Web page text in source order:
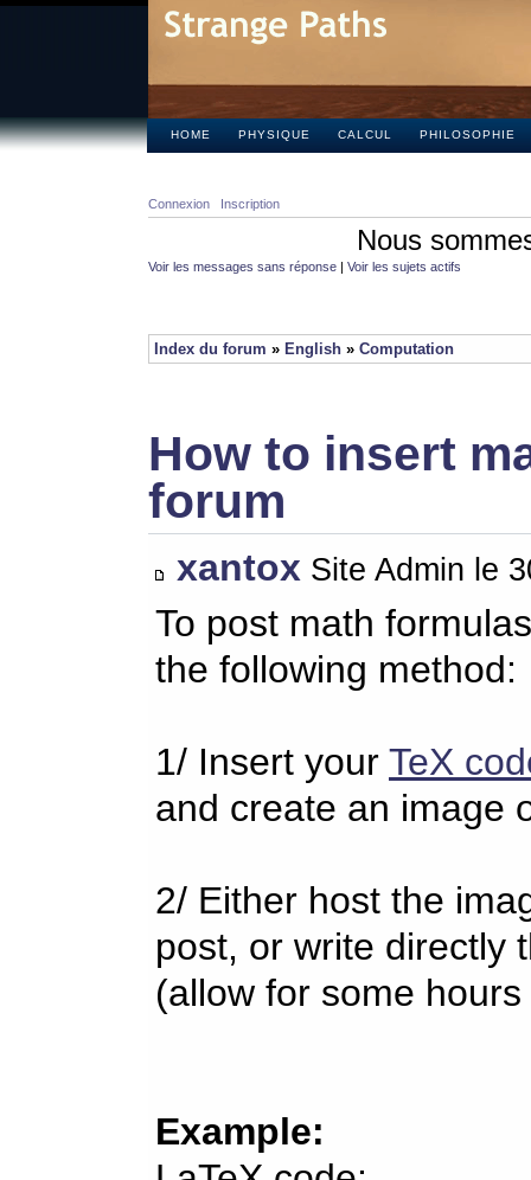
HOME PHYSIQUE CALCUL PHILOSOPHIE
Connexion Inscription
Nous
Voir les messages sans réponse | Voir les sujets actifs
Index du forum » English » Computation
How to insert
forum
xantox Site Admin le
To post math
the following method:
1/ Insert your TeX
and create an image
2/ Either host the
post, or write directly
(allow for some
Example: